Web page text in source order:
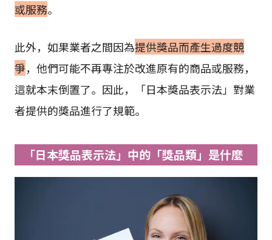
或服務。
此外，如果業者之間因為提供獎品而產生過度競
爭，他們可能不再專注於改進原有的商品或服務，
這就本末倒置了。因此，「日本獎品表示法」對業
者提供的獎品進行了規範。
「日本獎品表示法」中的「獎品類」是什麼